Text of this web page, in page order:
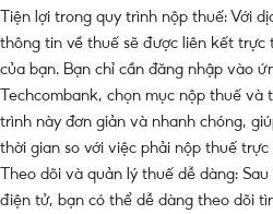
Tiện lợi trong quy trình nộp thuế: Với
thông tin về thuế sẽ được liên kết trực
của bạn. Bạn chỉ cần đăng nhập vào
Techcombank, chọn mục nộp thuế
trình này đơn giản và nhanh chóng,
thời gian so với việc phải nộp thuế trực
Theo dõi và quản lý thuế dễ dàng:
điện tử, bạn có thể dễ dàng theo dõi